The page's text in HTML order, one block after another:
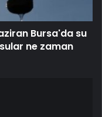
Bursa'da su
ne zaman